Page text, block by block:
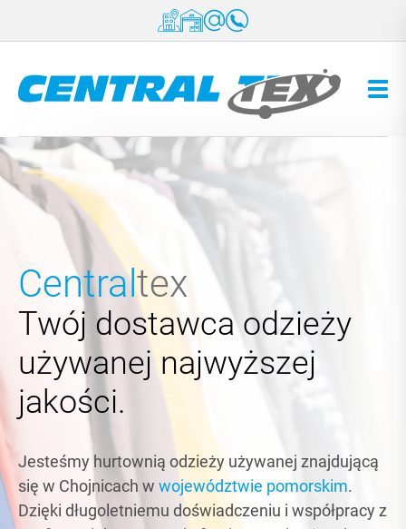
Centraltex
Twój dostawca odzieży
używanej najwyższej
jakości.
Jesteśmy hurtownią odzieży używanej znajdującą
się w Chojnicach w województwie pomorskim.
Dzięki długoletniemu doświadczeniu i współpracy z